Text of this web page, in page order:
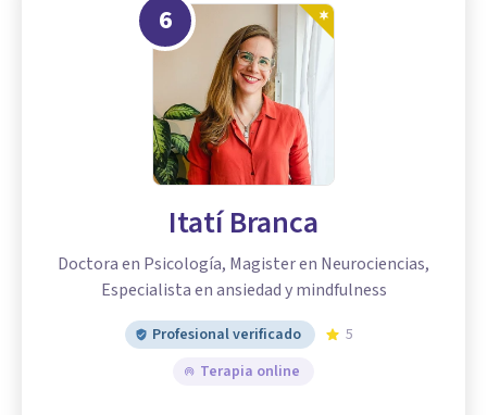
6
Itatí Branca
Doctora en Psicología, Magister en Neurociencias,
Especialista en ansiedad y mindfulness
Profesional verificado
5
Terapia online